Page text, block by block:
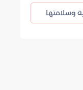
وسلامتها